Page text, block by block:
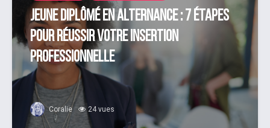
Jeune diplômé en alternance : 7 étapes
pour réussir votre insertion
professionnelle
Coralie 24 vues